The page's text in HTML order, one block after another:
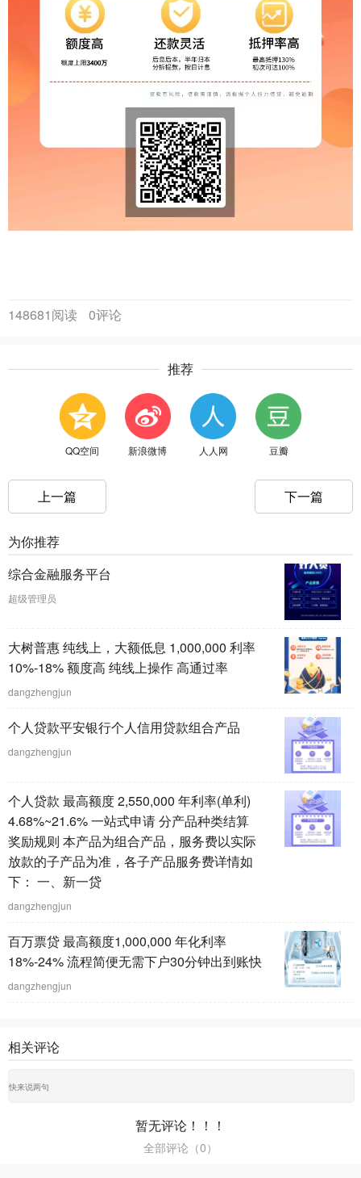
148681阅读 0评论
推荐
QQ空间 新浪微博 人人网 豆瓣
上一篇 下一篇
为你推荐
综合金融服务平台
超级管理员
大树普惠 纯线上，大额低息 1,000,000 利率
10%-18% 额度高 纯线上操作 高通过率
dangzhengjun
个人贷款平安银行个人信用贷款组合产品
dangzhengjun
个人贷款 最高额度 2,550,000 年利率(单利)
4.68%~21.6% 一站式申请 分产品种类结算
奖励规则 本产品为组合产品，服务费以实际
放款的子产品为准，各子产品服务费详情如
下： 一、新一贷
dangzhengjun
百万票贷 最高额度1,000,000 年化利率
18%-24% 流程简便无需下户30分钟出到账快
dangzhengjun
相关评论
暂无评论！！！
全部评论（0）